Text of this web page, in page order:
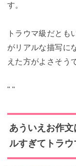
す。
トラウマ級だとも
がリアルな描写に
えた方がよさそう
" "
あういえお作文
ルすぎてトラウ